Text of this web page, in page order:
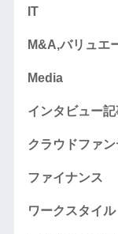
IT
M&A,バリュエ
Media
インタビュー記
クラウドファ
ファイナンス
ワークスタイル